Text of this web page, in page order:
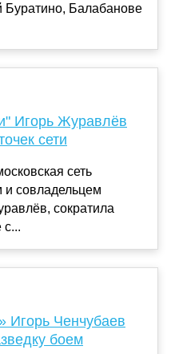
Буратино, Балабанове
Игорь Журавлёв
сети
сеть
совладельцем
сократила
с...
Игорь Ченчубаев
боем